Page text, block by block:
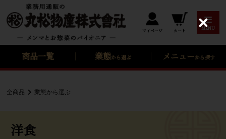
マイページ カート MENU
商品一覧 業態から選ぶ メニューから探す
全商品 業態から選ぶ
洋食
C
l
e